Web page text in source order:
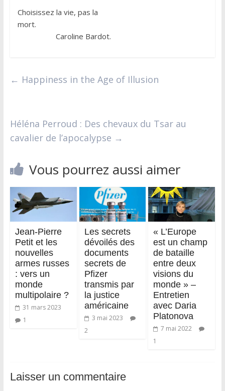
Choisissez la vie, pas la
mort.
Caroline Bardot.
← Happiness in the Age of Illusion
Héléna Perroud : Des chevaux du Tsar au
cavalier de l’apocalypse →
Vous pourrez aussi aimer
Jean-Pierre
Petit et les
nouvelles
armes russes
: vers un
monde
multipolaire ?
31 mars 2023
1
Les secrets
dévoilés des
documents
secrets de
Pfizer
transmis par
la justice
américaine
3 mai 2023
2
« L’Europe
est un champ
de bataille
entre deux
visions du
monde » –
Entretien
avec Daria
Platonova
7 mai 2022
1
Laisser un commentaire